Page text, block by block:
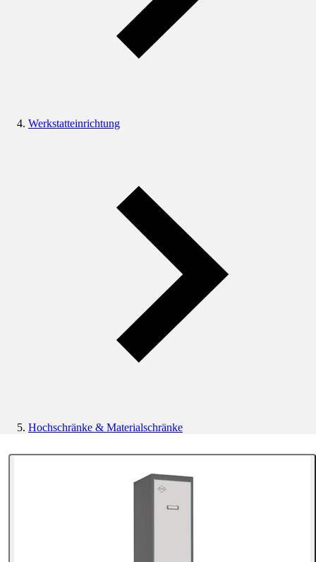
Werkstatteinrichtung
Hochschränke & Materialschränke